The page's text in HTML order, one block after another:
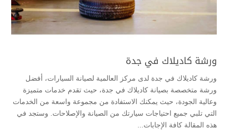
ورشة كاديلاك في جدة
ورشة كاديلاك في جدة لدى مركز العالمية لصيانة السيارات، أفضل
ورشة متخصصة بصيانة كاديلاك في جدة، حيث تقدم خدمات متميزة
وعالية الجودة، حيث يمكنك الاستفادة من مجموعة واسعة من الخدمات
التي تلبي جميع احتياجات سيارتك من الصيانة والإصلاحات. وستجد في
هذه المقالة كافة الإجابات...